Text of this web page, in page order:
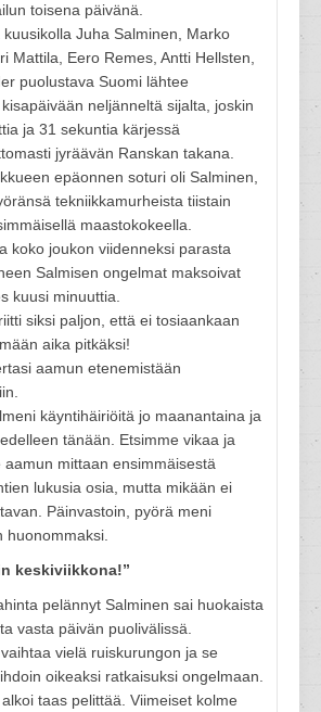
toisena päivänä.
Juha Salminen, Marko
Mattila, Eero Remes, Antti Hellsten,
puolustava Suomi lähtee
neljänneltä sijalta, joskin
ja 31 sekuntia kärjessä
jyräävän Ranskan takana.
epäonnen soturi oli Salminen,
tekniikkamurheista tiistain
maastokokeella.
koko joukon viidenneksi parasta
Salmisen ongelmat maksoivat
kuusi minuuttia.
siksi paljon, että ei tosiaankaan
aika pitkäksi!
aamun etenemistään
käyntihäiriöitä jo maanantaina ja
tänään. Etsimme vikaa ja
aamun mittaan ensimmäisestä
lukusia osia, mutta mikään ei
Päinvastoin, pyörä meni
huonommaksi.
keskiviikkona!”
pelännyt Salminen sai huokaista
vasta päivän puolivälissä.
vielä ruiskurungon ja se
oikeaksi ratkaisuksi ongelmaan.
taas pelittää. Viimeiset kolme